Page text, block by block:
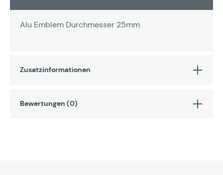
Alu Emblem Durchmesser 25mm
Zusatzinformationen
Bewertungen (0)